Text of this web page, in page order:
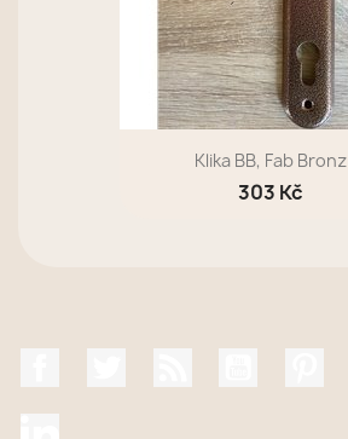
Klika BB, Fab Bronz
303 Kč